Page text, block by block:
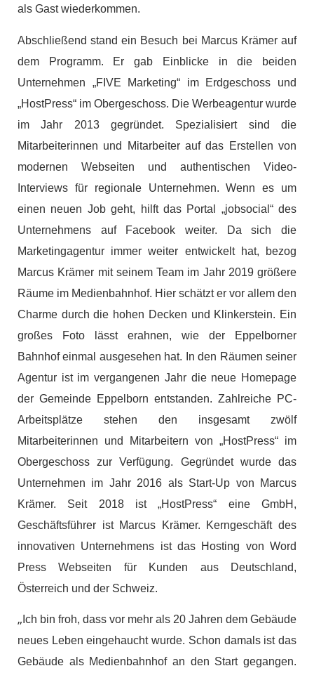
als Gast wiederkommen.
Abschließend stand ein Besuch bei Marcus Krämer auf
dem Programm. Er gab Einblicke in die beiden
Unternehmen „FIVE Marketing“ im Erdgeschoss und
„HostPress“ im Obergeschoss. Die Werbeagentur wurde
im Jahr 2013 gegründet. Spezialisiert sind die
Mitarbeiterinnen und Mitarbeiter auf das Erstellen von
modernen Webseiten und authentischen Video-
Interviews für regionale Unternehmen. Wenn es um
einen neuen Job geht, hilft das Portal „jobsocial“ des
Unternehmens auf Facebook weiter. Da sich die
Marketingagentur immer weiter entwickelt hat, bezog
Marcus Krämer mit seinem Team im Jahr 2019 größere
Räume im Medienbahnhof. Hier schätzt er vor allem den
Charme durch die hohen Decken und Klinkerstein. Ein
großes Foto lässt erahnen, wie der Eppelborner
Bahnhof einmal ausgesehen hat. In den Räumen seiner
Agentur ist im vergangenen Jahr die neue Homepage
der Gemeinde Eppelborn entstanden. Zahlreiche PC-
Arbeitsplätze stehen den insgesamt zwölf
Mitarbeiterinnen und Mitarbeitern von „HostPress“ im
Obergeschoss zur Verfügung. Gegründet wurde das
Unternehmen im Jahr 2016 als Start-Up von Marcus
Krämer. Seit 2018 ist „HostPress“ eine GmbH,
Geschäftsführer ist Marcus Krämer. Kerngeschäft des
innovativen Unternehmens ist das Hosting von Word
Press Webseiten für Kunden aus Deutschland,
Österreich und der Schweiz.
„ Ich bin froh, dass vor mehr als 20 Jahren dem Gebäude
neues Leben eingehaucht wurde. Schon damals ist das
Gebäude als Medienbahnhof an den Start gegangen.